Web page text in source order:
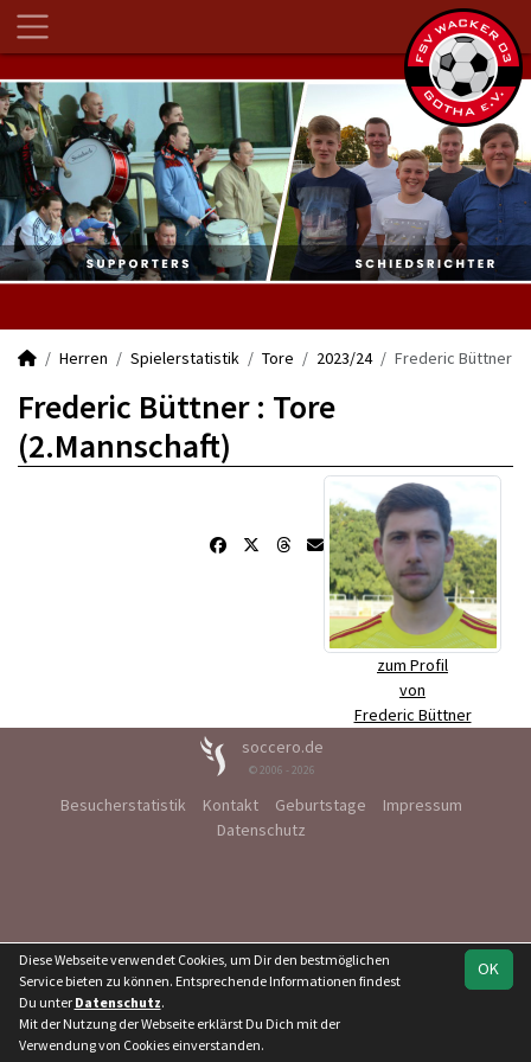
Herren Spielerstatistik Tore 2023/24 Frederic Büttner
Frederic Büttner : Tore
(2.Mannschaft)
zum Profil
von
Frederic Büttner
soccero.de
© 2006 - 2026
Besucherstatistik Kontakt Geburtstage
Impressum
Datenschutz
OK
Diese Webseite verwendet Cookies, um Dir den bestmöglichen
Service bieten zu können. Entsprechende Informationen findest
Du unter Datenschutz.
Mit der Nutzung der Webseite erklärst Du Dich mit der
Verwendung von Cookies einverstanden.